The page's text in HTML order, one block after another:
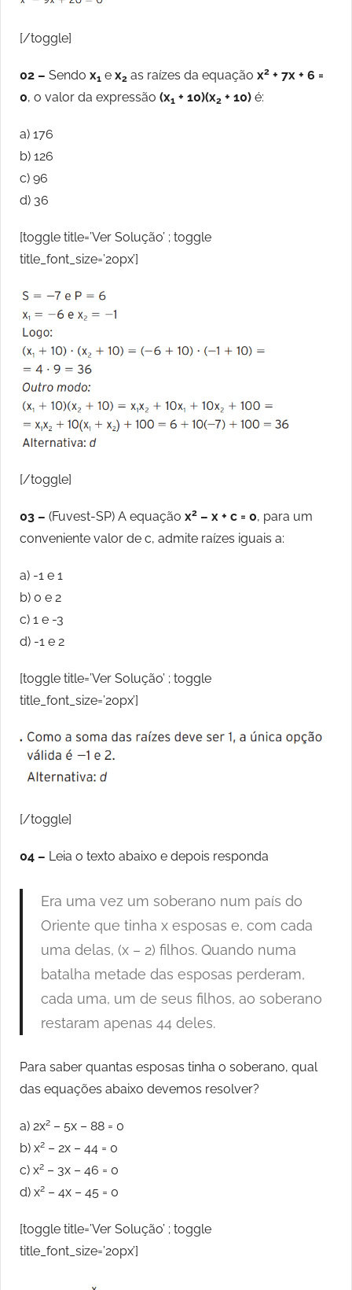
[/toggle]
02 – Sendo x1 e x2 as raízes da equação x2 + 7x + 6 =
0, o valor da expressão (x1 + 10)(x2 + 10) é:
a) 176
b) 126
c) 96
d) 36
[toggle title=’Ver Solução’ ; toggle
title_font_size=’20px’]
[/toggle]
03 – (Fuvest-SP) A equação x2 – x + c = 0, para um
conveniente valor de c, admite raízes iguais a:
a) -1 e 1
b) 0 e 2
c) 1 e -3
d) -1 e 2
[toggle title=’Ver Solução’ ; toggle
title_font_size=’20px’]
[/toggle]
04 – Leia o texto abaixo e depois responda
Era uma vez um soberano num país do
Oriente que tinha x esposas e, com cada
uma delas, (x – 2) filhos. Quando numa
batalha metade das esposas perderam,
cada uma, um de seus filhos, ao soberano
restaram apenas 44 deles.
Para saber quantas esposas tinha o soberano, qual
das equações abaixo devemos resolver?
a) 2x2 – 5x – 88 = 0
b) x2 – 2x – 44 = 0
c) x2 – 3x – 46 = 0
d) x2 – 4x – 45 = 0
[toggle title=’Ver Solução’ ; toggle
title_font_size=’20px’]